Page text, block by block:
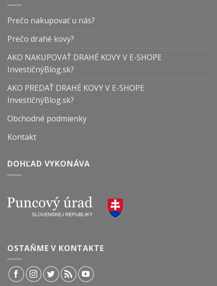
Prečo nakupovať u nás?
Prečo drahé kovy?
AKO NAKUPOVAŤ DRAHÉ KOVY V E-SHOPE
InvestičnýBlog.sk?
AKO PREDAŤ DRAHÉ KOVY V E-SHOPE
InvestičnýBlog.sk?
Obchodné podmienky
Kontakt
DOHĽAD VYKONÁVA
OSTAŇME V KONTAKTE